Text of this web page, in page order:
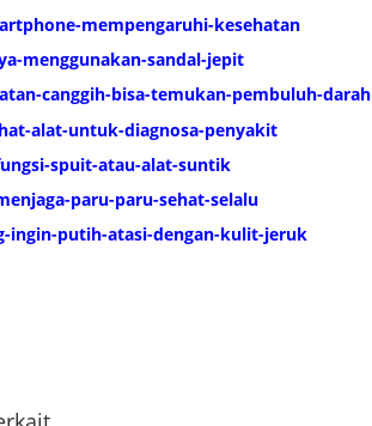
mempengaruhi-kesehatan
menggunakan-sandal-jepit
canggih-bisa-temukan-pembuluh-darah
alat-untuk-diagnosa-penyakit
spuit-atau-alat-suntik
paru-paru-sehat-selalu
ingin-putih-atasi-dengan-kulit-jeruk